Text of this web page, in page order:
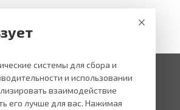
публичной офертой,
в салоны оптики ВИЖУ.
системы для сбора и
и использовании
взаимодействие
его лучше для вас. Нажимая